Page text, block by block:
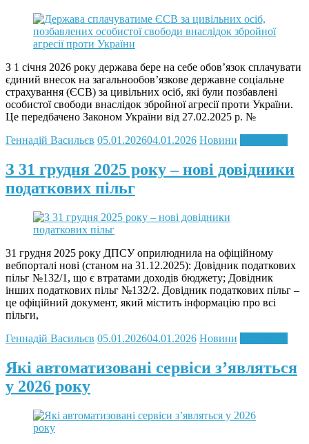
З 1 січня 2026 року держава бере на себе обов’язок сплачувати
єдиний внесок на загальнообов’язкове державне соціальне
страхування (ЄСВ) за цивільних осіб, які були позбавлені
особистої свободи внаслідок збройної агресії проти України.
Це передбачено Законом України від 27.02.2025 р. №
Геннадій Васильєв 05.01.202604.01.2026 Новини
З 31 грудня 2025 року – нові довідники
податкових пільг
31 грудня 2025 року ДПСУ оприлюднила на офіційному
вебпорталі нові (станом на 31.12.2025): Довідник податкових
пільг №132/1, що є втратами доходів бюджету; Довідник
інших податкових пільг №132/2. Довідник податкових пільг –
це офіційний документ, який містить інформацію про всі
пільги,
Геннадій Васильєв 05.01.202604.01.2026 Новини
Які автоматизовані сервіси зʼявляться
у 2026 року